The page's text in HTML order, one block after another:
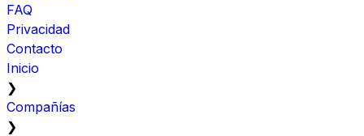
FAQ
Privacidad
Contacto
Inicio
❯
Compañías
❯